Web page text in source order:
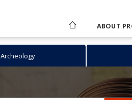
ABOUT
Archeology